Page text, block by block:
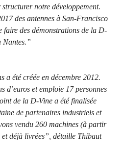
notre développement.
des antennes à San-Francisco
faire des démonstrations de la D-
Nantes.”
a été créée en décembre 2012.
d’euros et emploie 17 personnes
de la D-Vine a été finalisée
de partenaires industriels et
vendu 260 machines (à partir
et déjà livrées”, détaille Thibaut